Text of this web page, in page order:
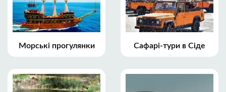
Морські прогулянки Сафарі-тури в Сіде